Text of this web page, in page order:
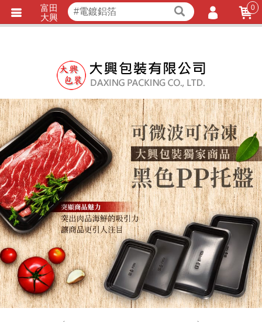
立即詢價 LINE詢問
富田
大興
0
會員註冊
忘記密碼
訂單查詢
TRACK LISTING追 / 蹤 / 清 / 單
匯款通知
獨家商品